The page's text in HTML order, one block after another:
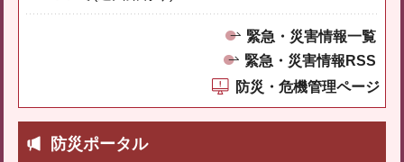
緊急・災害情報一覧
緊急・災害情報RSS
防災・危機管理ページ
防災ポータル